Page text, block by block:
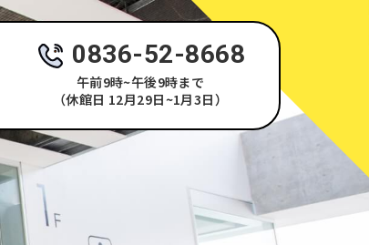
0836-52-8668
午前9時~午後9時まで
（休館日 12月29日~1月3日）